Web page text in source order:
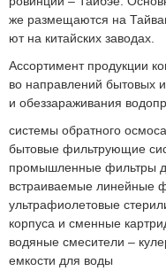
же размещаются на
ют на китайских заводах.
Ассортимент продукции
во направлений бытовых
и обеззараживания
системы обратного осмоса
бытовые фильтрующие
промышленные фильтры
встраиваемые линейные
ультрафиолетовые
корпуса и сменные
водяные смесители –
емкости для воды